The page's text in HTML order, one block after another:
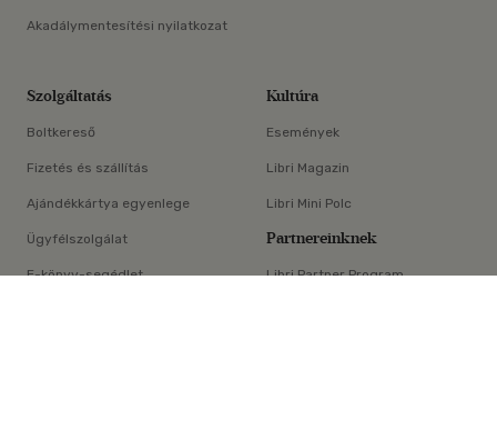
×
Akadálymentesítési nyilatkozat
Szolgáltatás
Boltkereső
Fizetés és szállítás
Ajándékkártya egyenlege
Ügyfélszolgálat
E-könyv-segédlet
Kultúra
Események
Libri Magazin
Libri Mini Polc
Partnereinknek
Libri Partner Program